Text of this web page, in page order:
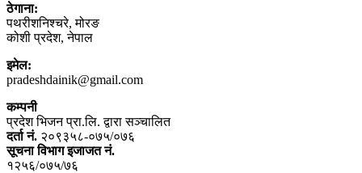
ठेगाना:
पथरीशनिश्‍चरे, मोरङ
कोशी प्रदेश, नेपाल
इमेल:
pradeshdainik@gmail.com
कम्पनी
प्रदेश भिजन प्रा.लि. द्वारा सञ्‍चालित
दर्ता नं. २०९३५८-०७५/०७६
सूचना विभाग इजाजत नं.
१२५६/०७५/७६